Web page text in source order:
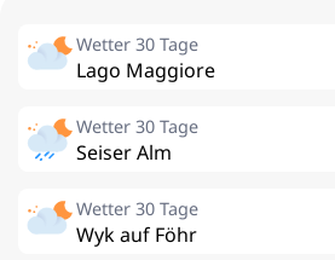
Wetter 30 Tage
Lago Maggiore
Wetter 30 Tage
Seiser Alm
Wetter 30 Tage
Wyk auf Föhr